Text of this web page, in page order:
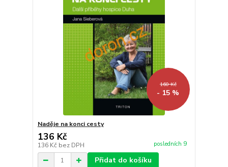
160 Kč
- 15 %
Naděje na konci cesty
136 Kč
136 Kč bez DPH posledních 9
Přidat do košíku